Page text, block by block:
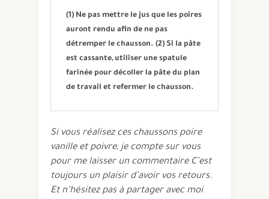
(1) Ne pas mettre le jus que les poires
auront rendu afin de ne pas
détremper le chausson. (2) Si la pâte
est cassante, utiliser une spatule
farinée pour décoller la pâte du plan
de travail et refermer le chausson.
Si vous réalisez ces chaussons poire
vanille et poivre, je compte sur vous
pour me laisser un commentaire C’est
toujours un plaisir d’avoir vos retours.
Et n’hésitez pas à partager avec moi